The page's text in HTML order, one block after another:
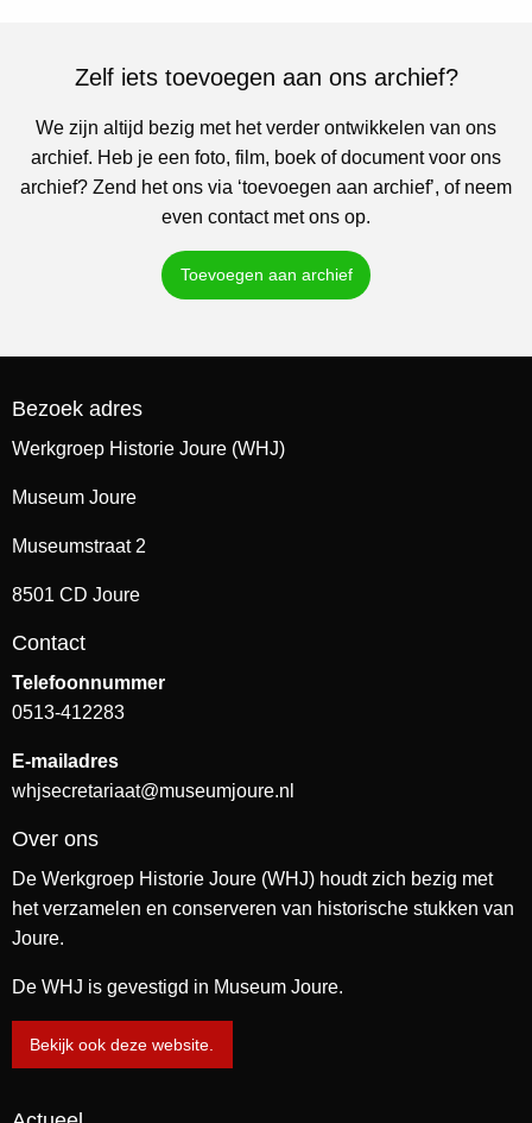
Zelf iets toevoegen aan ons archief?
We zijn altijd bezig met het verder ontwikkelen van ons
archief. Heb je een foto, film, boek of document voor ons
archief? Zend het ons via ‘toevoegen aan archief’, of neem
even contact met ons op.
Toevoegen aan archief
Bezoek adres
Werkgroep Historie Joure (WHJ)
Museum Joure
Museumstraat 2
8501 CD Joure
Contact
Telefoonnummer
0513-412283
E-mailadres
whjsecretariaat@museumjoure.nl
Over ons
De Werkgroep Historie Joure (WHJ) houdt zich bezig met
het verzamelen en conserveren van historische stukken van
Joure.
De WHJ is gevestigd in Museum Joure.
Bekijk ook deze website.